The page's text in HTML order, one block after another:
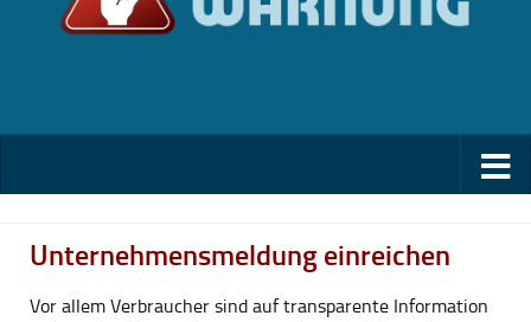
Unternehmensmeldung einreichen
Vor allem Verbraucher sind auf transparente Information